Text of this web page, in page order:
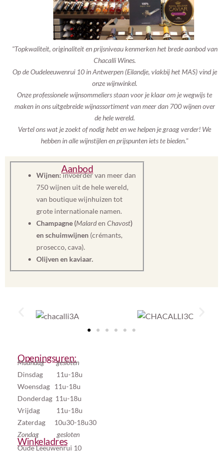
"Topkwaliteit, originaliteit en prijsniveau kenmerken het brede aanbod van
Chacalli Wines.
Op de Oudeleeuwenrui 10 in Antwerpen (Eilandje, vlakbij het MAS) vind je
onze wijnwinkel.
Onze professionele wijnsommeliers staan voor je klaar om je wegwijs te
maken in ons uitgebreide wijnassortiment van meer dan 700 wijnen over
de hele wereld.
Vertel ons wat je zoekt of nodig hebt en we helpen je graag verder! We
hebben in alle wijnstijlen en prijspunten iets te bieden."
Aanbod
Wijnen:invoerder van meer dan
750 wijnen uit de hele wereld,
van boutique wijnhuizen tot
grote internationale namen.
Champagne (Malarden Chavost)
en schuimwijnen (crémants,
prosecco, cava).
Olijven en kaviaar.
Openingsuren:
Maandag gesloten
Dinsdag 11u-18u
Woensdag 11u-18u
Donderdag 11u-18u
Vrijdag 11u-18u
Zaterdag 10u30-18u30
Zondag gesloten
Winkeladres
Oude Leeuwenrui 10